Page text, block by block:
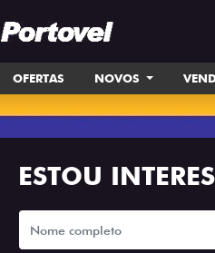
OFERTAS NOVOS
ESTOU